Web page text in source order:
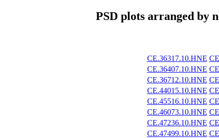
PSD plots arranged by
CE.36317.10.HNE
CE.36407.10.HNE
CE.36712.10.HNE
CE.44015.10.HNE
CE.45516.10.HNE
CE.46073.10.HNE
CE.47236.10.HNE
CE.47499.10.HNE